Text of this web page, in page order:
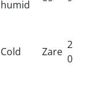
humid
Cold Zare
2
0